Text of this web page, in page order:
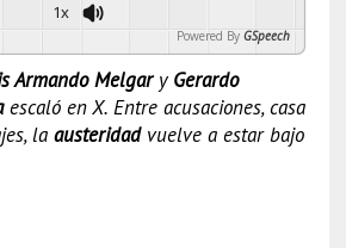
1x
Powered By GSpeech
Armando Melgary Gerardo
escaló en X. Entre acusaciones, casa
la austeridadvuelve a estar bajo